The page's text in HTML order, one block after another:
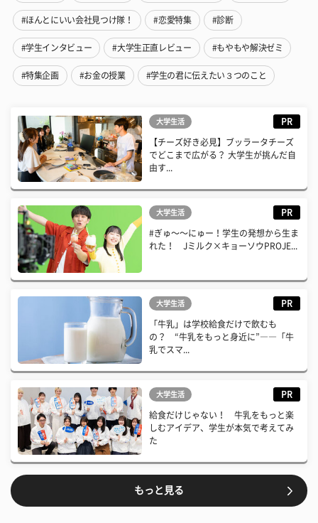
#ほんとにいい会社見つけ隊！ #恋愛特集 #診断
#学生インタビュー #大学生正直レビュー #もやもや解決ゼミ
#特集企画 #お金の授業 #学生の君に伝えたい３つのこと
大学生活 PR
【チーズ好き必見】ブッラータチーズ
でどこまで広がる？ 大学生が挑んだ自
由す...
大学生活 PR
#ぎゅ〜〜にゅー！学生の発想から生ま
れた！ Jミルク×キョーソウPROJE...
大学生活 PR
「牛乳」は学校給食だけで飲むも
の？ “牛乳をもっと身近に”――「牛
乳でスマ...
大学生活 PR
給食だけじゃない！ 牛乳をもっと楽
しむアイデア、学生が本気で考えてみ
た
もっと見る